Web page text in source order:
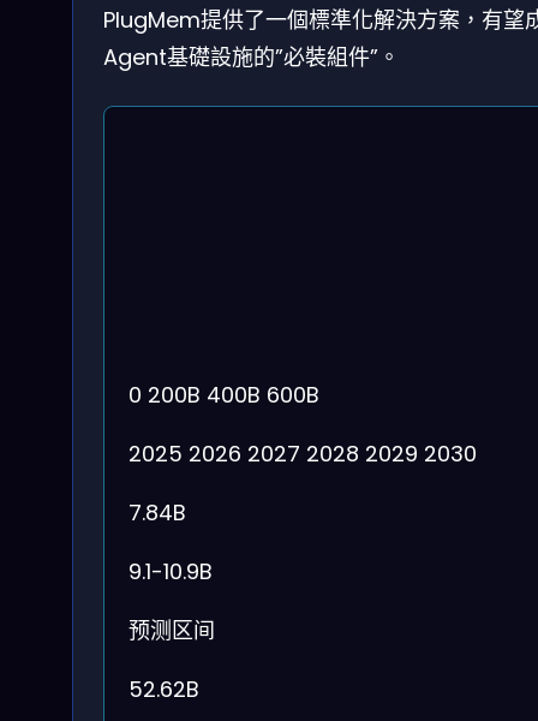
PlugMem提供了一個標準化解決方案，有望
Agent基礎設施的”必裝組件”。
0 200B 400B 600B
2025 2026 2027 2028 2029 2030
7.84B
9.1-10.9B
预测区间
52.62B